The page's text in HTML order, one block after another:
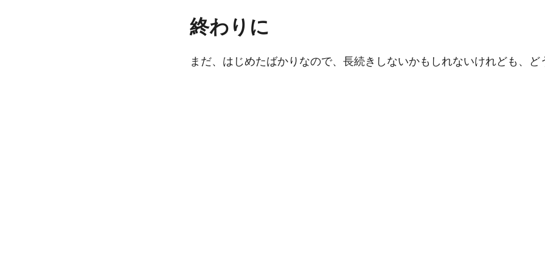
終わりに
まだ、はじめたばかりなので、長続きしないかもしれないけれども、ど